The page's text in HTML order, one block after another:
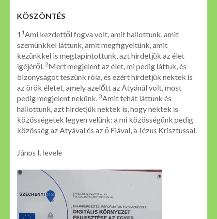
KÖSZÖNTÉS
1 1Ami kezdettől fogva volt, amit hallottunk, amit
szemünkkel láttunk, amit megfigyeltünk, amit
kezünkkel is megtapintottunk, azt hirdetjük az élet
igéjéről. 2Mert megjelent az élet, mi pedig láttuk, és
bizonyságot teszünk róla, és ezért hirdetjük nektek is
az örök életet, amely azelőtt az Atyánál volt, most
pedig megjelent nekünk. 3Amit tehát láttunk és
hallottunk, azt hirdetjük nektek is, hogy nektek is
közösségetek legyen velünk: a mi közösségünk pedig
közösség az Atyával és az ő Fiával, a Jézus Krisztussal.
János I. levele